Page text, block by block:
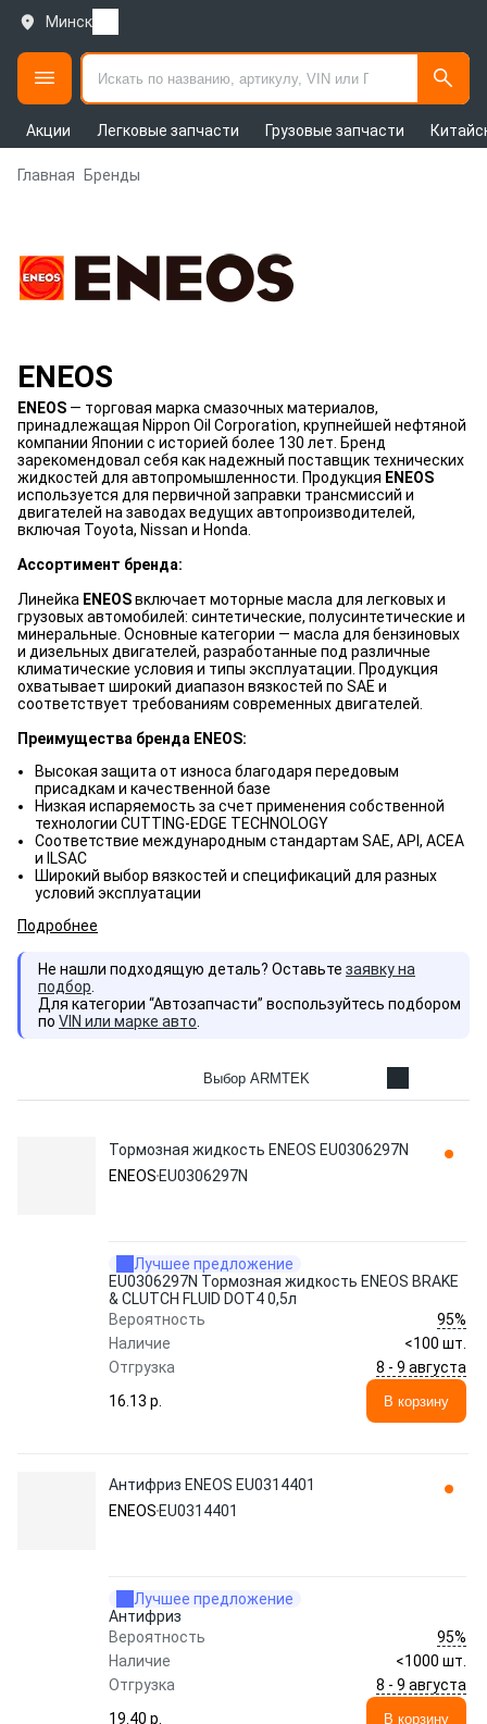
Минск
Акции Легковые запчасти Грузовые запчасти
Главная Бренды
ENEOS
ENEOS — торговая марка смазочных материалов,
принадлежащая Nippon Oil Corporation, крупнейшей нефтяной
компании Японии с историей более 130 лет. Бренд
зарекомендовал себя как надежный поставщик технических
жидкостей для автопромышленности. Продукция ENEOS
используется для первичной заправки трансмиссий и
двигателей на заводах ведущих автопроизводителей,
включая Toyota, Nissan и Honda.
Ассортимент бренда:
Линейка ENEOSвключает моторные масла для легковых и
грузовых автомобилей: синтетические, полусинтетические и
минеральные. Основные категории — масла для бензиновых
и дизельных двигателей, разработанные под различные
климатические условия и типы эксплуатации. Продукция
охватывает широкий диапазон вязкостей по SAE и
соответствует требованиям современных двигателей.
Преимущества бренда ENEOS:
Высокая защита от износа благодаря передовым
присадкам и качественной базе
Низкая испаряемость за счет применения собственной
технологии CUTTING-EDGE TECHNOLOGY
Соответствие международным стандартам SAE, API, ACEA
и ILSAC
Широкий выбор вязкостей и спецификаций для разных
условий эксплуатации
Подробнее
Не нашли подходящую деталь? Оставьте заявку на
подбор
Для категории “Автозапчасти” воспользуйтесь подбором
по VIN или марке авто
Выбор ARMTEK
Тормозная жидкость ENEOS EU0306297N
ENEOS EU0306297N
Лучшее предложение
EU0306297N Тормозная жидкость ENEOS BRAKE
& CLUTCH FLUID DOT4 0,5л
Вероятность
95%
Наличие
<100 шт.
Отгрузка
8 - 9 августа
16.13 p.
В корзину
Антифриз ENEOS EU0314401
ENEOS EU0314401
Лучшее предложение
Антифриз
Вероятность
95%
Наличие
<1000 шт.
Отгрузка
8 - 9 августа
19.40 p.
В корзину